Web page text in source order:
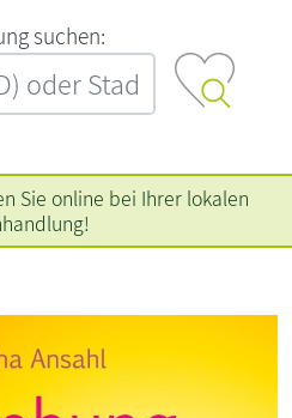
‍s‍u‍c‍h‍e‍n‍:‍
Sie online bei Ihrer lokalen